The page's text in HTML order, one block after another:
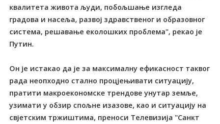
квалитета живота људи, побољшање изгледа
градова и насеља, развој здравственог и образовног
система, решавање еколошких проблема", рекао је
Путин.
Он је истакао да је за максималну ефикасност таквог
рада неопходно стално процјењивати ситуацију,
пратити макроекономске трендове унутар земље,
узимати у обзир спољне изазове, као и ситуацију на
свјетским тржиштима, преноси Телевизија "Санкт